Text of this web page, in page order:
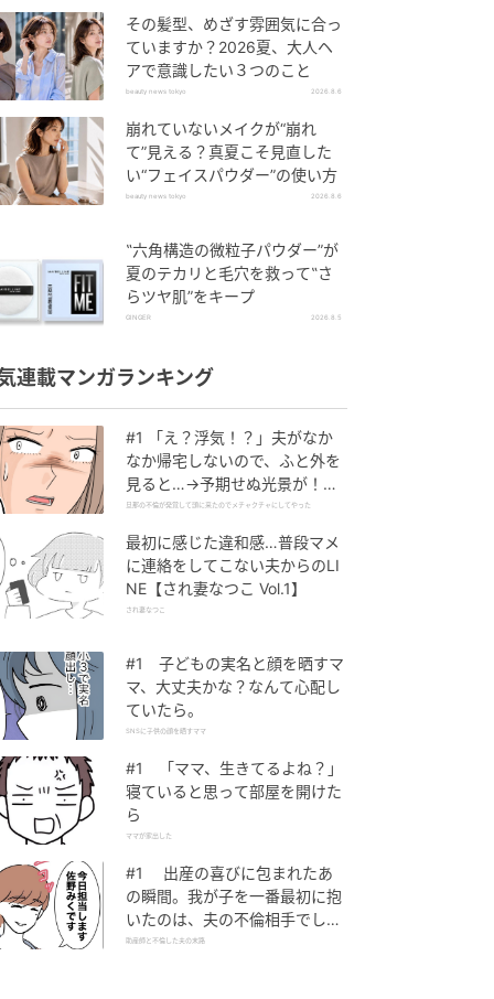
その髪型、めざす雰囲気に合っ
ていますか？2026夏、大人ヘ
アで意識したい３つのこと
beauty news tokyo 2026.8.6
崩れていないメイクが“崩れ
て”見える？真夏こそ見直した
い“フェイスパウダー”の使い方
beauty news tokyo 2026.8.6
‟六角構造の微粒子パウダー”が
夏のテカリと毛穴を救って‟さ
らツヤ肌”をキープ
GINGER 2026.8.5
連載マンガランキング
#1 「え？浮気！？」夫がなか
なか帰宅しないので、ふと外を
見ると…→予期せぬ光景が！｜
旦那の不倫が発覚して頭に来た
旦那の不倫が発覚して頭に来たのでメチャクチャにしてやった
最初に感じた違和感…普段マメ
に連絡をしてこない夫からのLI
NE【され妻なつこ Vol.1】
され妻なつこ
#1 子どもの実名と顔を晒すマ
マ、大丈夫かな？なんて心配し
ていたら。
SNSに子供の顔を晒すママ
#1 「ママ、生きてるよね？」
寝ていると思って部屋を開けた
ら
ママが家出した
#1 出産の喜びに包まれたあ
の瞬間。我が子を一番最初に抱
いたのは、夫の不倫相手でし
た。
助産師と不倫した夫の末路